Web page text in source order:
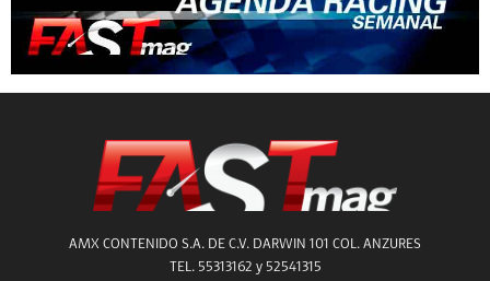
AMX CONTENIDO S.A. DE C.V. DARWIN 101 COL. ANZURES
TEL. 55313162 y 52541315